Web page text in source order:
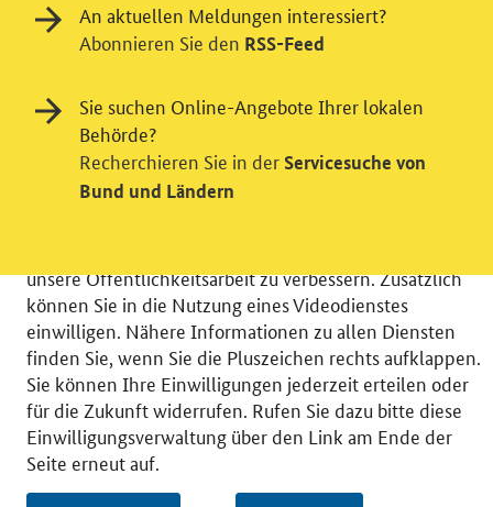
© 2026 Bundesministerium für Wirtschaft und Energie
RSS
Benutzerhinweise
Inhaltsverzeichnis
Impressum
Barrierefreiheit
Datenschutz
Einwilligungsverwaltung
Einwilligung in Tracking und / oder
Videodienst
Wir bitten Sie an dieser Stelle um Ihre Einwilligung für
verschiedene Zusatzdienste unserer Webseite: Wir
unsere Öffentlichkeitsarbeit zu verbessern. Zusätzlich
können Sie in die Nutzung eines Videodienstes
einwilligen. Nähere Informationen zu allen Diensten
finden Sie, wenn Sie die Pluszeichen rechts aufklappen.
Sie können Ihre Einwilligungen jederzeit erteilen oder
für die Zukunft widerrufen. Rufen Sie dazu bitte diese
Einwilligungsverwaltung über den Link am Ende der
Seite erneut auf.
An aktuellen Meldungen interessiert?
Abonnieren Sie den RSS-Feed
Sie suchen Online-Angebote Ihrer lokalen
Behörde?
Recherchieren Sie in der Servicesuche von
Bund und Ländern